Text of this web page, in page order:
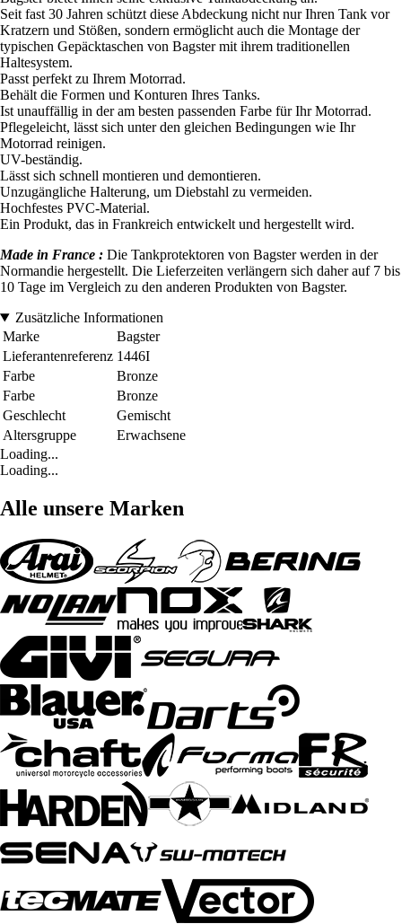
Seit fast 30 Jahren schützt diese Abdeckung nicht nur Ihren Tank vor
Kratzern und Stößen, sondern ermöglicht auch die Montage der
typischen Gepäcktaschen von Bagster mit ihrem traditionellen
Haltesystem.
Passt perfekt zu Ihrem Motorrad.
Behält die Formen und Konturen Ihres Tanks.
Ist unauffällig in der am besten passenden Farbe für Ihr Motorrad.
Pflegeleicht, lässt sich unter den gleichen Bedingungen wie Ihr
Motorrad reinigen.
UV-beständig.
Lässt sich schnell montieren und demontieren.
Unzugängliche Halterung, um Diebstahl zu vermeiden.
Hochfestes PVC-Material.
Ein Produkt, das in Frankreich entwickelt und hergestellt wird.
Made in France : Die Tankprotektoren von Bagster werden in der
Normandie hergestellt. Die Lieferzeiten verlängern sich daher auf 7 bis
10 Tage im Vergleich zu den anderen Produkten von Bagster.
Zusätzliche Informationen
Marke
Bagster
Lieferantenreferenz 1446I
Farbe
Bronze
Farbe
Bronze
Geschlecht
Gemischt
Altersgruppe
Erwachsene
Loading...
Loading...
Alle unsere Marken